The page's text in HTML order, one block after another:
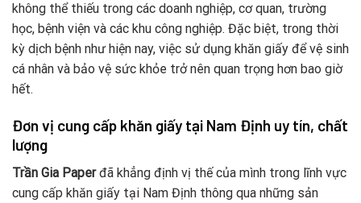
không thể thiếu trong các doanh nghiệp, cơ quan, trường
học, bệnh viện và các khu công nghiệp. Đặc biệt, trong thời
kỳ dịch bệnh như hiện nay, việc sử dụng khăn giấy để vệ sinh
cá nhân và bảo vệ sức khỏe trở nên quan trọng hơn bao giờ
hết.
Đơn vị cung cấp khăn giấy tại Nam Định uy tín, chất
lượng
Trần Gia Paperđã khẳng định vị thế của mình trong lĩnh vực
cung cấp khăn giấy tại Nam Định thông qua những sản